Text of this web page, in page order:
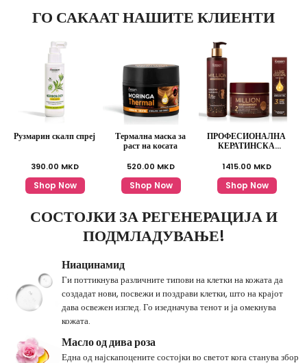
ГО САКААТ НАШИТЕ КЛИЕНТИ
Рузмарин скалп спреј
390.00 MKD
Shop Now
Термална маска за
раст на косата
520.00 MKD
Shop Now
ПРОФЕСИОНАЛНА
КЕРАТИНСКА
1415.00 MKD
Shop Now
СОСТОЈКИ ЗА РЕГЕНЕРАЦИЈА И
ПОДМЛАДУВАЊЕ!
Ниацинамид
Ги поттикнува различните типови на клетки на кожата да
создадат нови, посвежи и поздрави клетки, што на крајот
дава освежен изглед. Го изедначува тенот и ја омекнува
кожата.
Масло од дива роза
Една од најскапоцените состојки во светот кога станува збор